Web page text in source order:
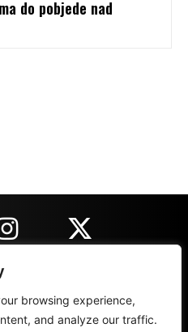
browsing experience,
and analyze our traffic.
do pobjede nad